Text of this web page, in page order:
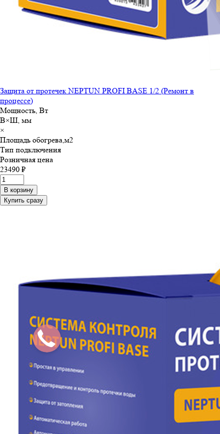
Защита от протечек NEPTUN PROFI BASE 1/2 (Ремонт в
процессе)
Мощность, Вт
В×Ш, мм
×
Площадь обогрева,м2
Тип подключения
Розничная цена
23490 ₽
В корзину
Купить сразу